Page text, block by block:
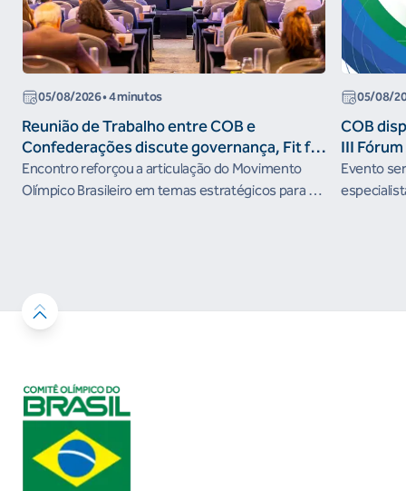
05/08/2026• 4 minutos
Reunião de Trabalho entre COB e
Confederações discute governança, Fit for
the Future e presença do Brasil em
organismos internacionais
Encontro reforçou a articulação do Movimento
Olímpico Brasileiro em temas estratégicos para os
05/08/
COB
III
Evento